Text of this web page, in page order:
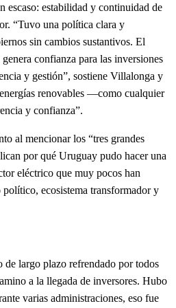
escaso: estabilidad y continuidad de
“Tuvo una política clara y
sin cambios sustantivos. El
confianza para las inversiones
y gestión”, sostiene Villalonga y
renovables ―como cualquier
y confianza”.
al mencionar los “tres grandes
por qué Uruguay pudo hacer una
eléctrico que muy pocos han
ecosistema transformador y
largo plazo refrendado por todos
a la llegada de inversores. Hubo
varias administraciones, eso fue